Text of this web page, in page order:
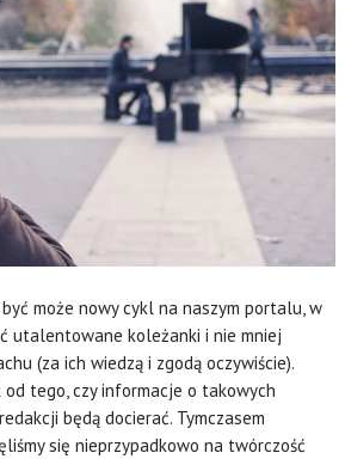
może nowy cykl na naszym portalu, w
utalentowane koleżanki i nie mniej
(za ich wiedzą i zgodą oczywiście).
tego, czy informacje o takowych
będą docierać. Tymczasem
się nieprzypadkowo na twórczość